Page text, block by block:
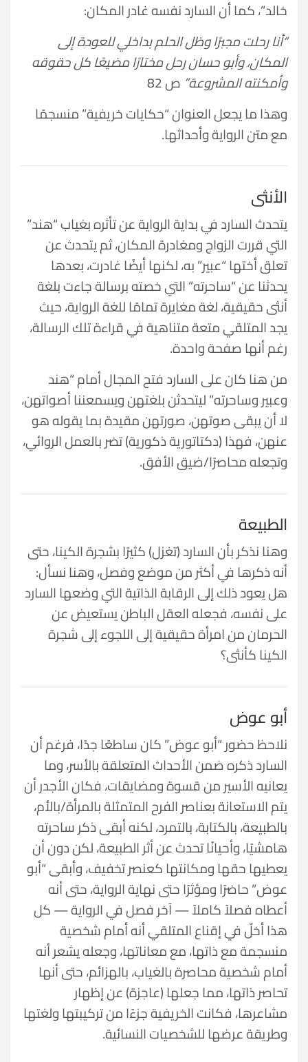
خالد”، كما أن السارد نفسه غادر المكان:
“أنا رحلت مجبرًا وظل الحلم بداخلي للعودة إلى
المكان، وأبو حسان رحل مختارًا مضيعًا كل حقوقه
وأمكنته المشروعة” ص 82
وهذا ما يجعل العنوان “حكايات خريفية” منسجمًا
مع متن الرواية وأحداثها.
الأنثى
يتحدث السارد في بداية الرواية عن تأثره بغياب “هند”
التي قررت الزواج ومغادرة المكان، ثم يتحدث عن
تعلق أختها “عبير” به، لكنها أيضًا غادرت، بعدها
يحدثنا عن “ساحرته” التي خصته برسالة جاءت بلغة
أنثى حقيقية، لغة مغايرة تمامًا للغة الرواية، حيث
يجد المتلقي متعة متناهية في قراءة تلك الرسالة،
رغم أنها صفحة واحدة.
من هنا كان على السارد فتح المجال أمام “هند
وعبير وساحرته” ليتحدثن بلغتهن ويسمعننا أصواتهن،
لا أن يبقى صوتهن، صورتهن مقيدة بما يقوله هو
عنهن، فهذا (دكتاتورية ذكورية) تضر بالعمل الروائي،
وتجعله محاصرًا/ضيق الأفق.
الطبيعة
وهنا نذكر بأن السارد (تغزل) كثيرًا بشجرة الكينا، حتى
أنه ذكرها في أكثر من موضع وفصل، وهنا نسأل:
هل يعود ذلك إلى الرقابة الذاتية التي وضعها السارد
على نفسه، فجعله العقل الباطن يستعيض عن
الحرمان من امرأة حقيقية إلى اللجوء إلى شجرة
الكينا كأنثى؟
أبو عوض
نلاحظ حضور “أبو عوض” كان ساطعًا جدًا، فرغم أن
السارد ذكره ضمن الأحداث المتعلقة بالأسر، وما
يعانيه الأسير من قسوة ومضايقات، فكان الأجدر أن
يتم الاستعانة بعناصر الفرح المتمثلة بالمرأة/بالأم،
بالطبيعة، بالكتابة، بالتمرد، لكنه أبقى ذكر ساحرته
هامشيًا، وأحيانًا تحدث عن أثر الطبيعة، لكن دون أن
يعطيها حقها ومكانتها كعنصر تخفيف، وأبقى “أبو
عوض” حاضرًا ومؤثرًا حتى نهاية الرواية، حتى أنه
أعطاه فصلاً كاملاً — آخر فصل في الرواية — كل
هذا أخلّ في إقناع المتلقي أنه أمام شخصية
منسجمة مع ذاتها، مع معاناتها، وجعله يشعر أنه
أمام شخصية محاصرة بالغياب، بالهزائم، حتى أنها
تحاصر ذاتها، مما جعلها (عاجزة) عن إظهار
مشاعرها، فكانت الخريفية جزءًا من تركيبتها ولغتها
وطريقة عرضها للشخصيات النسائية.